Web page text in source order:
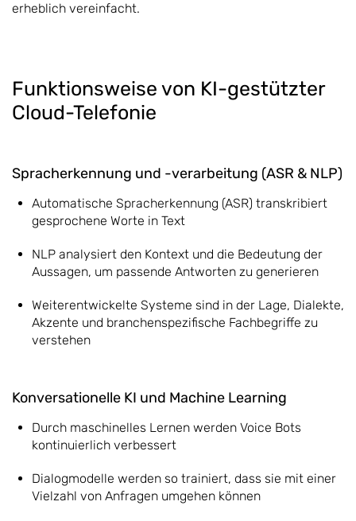
erheblich vereinfacht.
Funktionsweise von KI-gestützter
Cloud-Telefonie
Spracherkennung und -verarbeitung (ASR & NLP)
Automatische Spracherkennung (ASR) transkribiert
gesprochene Worte in Text
NLP analysiert den Kontext und die Bedeutung der
Aussagen, um passende Antworten zu generieren
Weiterentwickelte Systeme sind in der Lage, Dialekte,
Akzente und branchenspezifische Fachbegriffe zu
verstehen
Konversationelle KI und Machine Learning
Durch maschinelles Lernen werden Voice Bots
kontinuierlich verbessert
Dialogmodelle werden so trainiert, dass sie mit einer
Vielzahl von Anfragen umgehen können